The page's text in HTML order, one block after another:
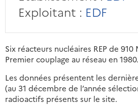
Exploitant : EDF
Six réacteurs nucléaires REP de 910
Premier couplage au réseau en 1980.
Les données présentent les
(au 31 décembre de l’année
radioactifs présents sur le site.